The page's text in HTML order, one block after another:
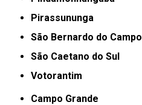
Pirassununga
São Bernardo do Campo
São Caetano do Sul
Votorantim
Campo Grande